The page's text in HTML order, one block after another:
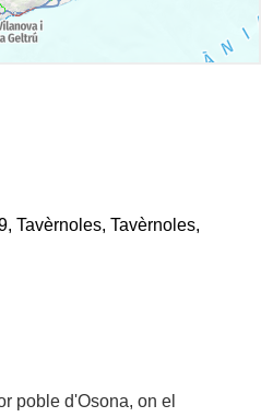
Tavèrnoles, Tavèrnoles,
poble d'Osona, on el